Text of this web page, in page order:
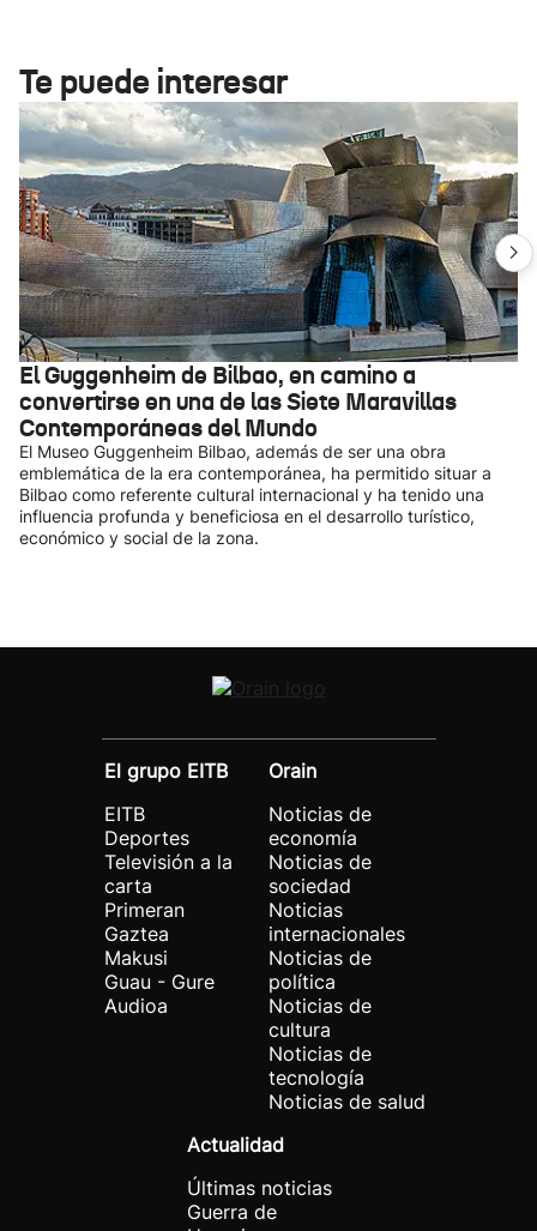
Te puede interesar
El Guggenheim de Bilbao, en camino a
convertirse en una de las Siete Maravillas
Contemporáneas del Mundo
El Museo Guggenheim Bilbao, además de ser una obra
emblemática de la era contemporánea, ha permitido situar a
Bilbao como referente cultural internacional y ha tenido una
influencia profunda y beneficiosa en el desarrollo turístico,
económico y social de la zona.
El grupo EITB
EITB
Deportes
Televisión a la
carta
Primeran
Gaztea
Makusi
Guau - Gure
Audioa
Orain
Noticias de
economía
Noticias de
sociedad
Noticias
internacionales
Noticias de
política
Noticias de
cultura
Noticias de
tecnología
Noticias de salud
Actualidad
Últimas noticias
Guerra de